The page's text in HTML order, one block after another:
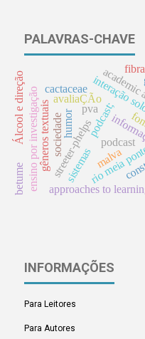
PALAVRAS-CHAVE
interação
streeter-phelpspodcast;
avaliaÇÃo
sistemas
approaches to
humor
rio meia
cactaceae
gêneros textuais podcast
sociedade
malva
pva
ensino por investigação
Álcool e direção
betume
INFORMAÇÕES
Para Leitores
Para Autores